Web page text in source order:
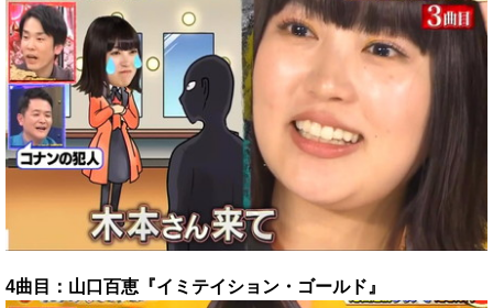
4曲目：山口百恵『イミテイション・ゴールド』